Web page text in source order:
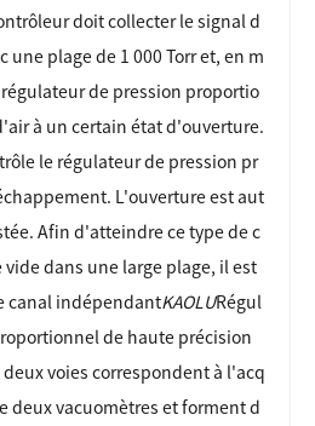
doit collecter le signal d
une plage de 1 000 Torr et, en m
de pression proportio
à un certain état d'ouverture.
le régulateur de pression pr
L'ouverture est aut
Afin d'atteindre ce type de c
dans une large plage, il est
canal indépendantKAOLURégul
de haute précision
deux voies correspondent à l'acq
deux vacuomètres et forment d